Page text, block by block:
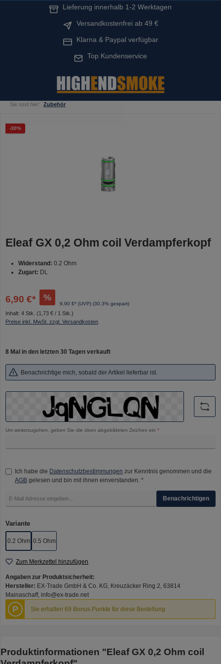
Lieferung innerhalb 1-2 Werktagen
Versandkostenfrei ab 49 €
Klarna & Paypal verfügbar
Top Kundenservice
Sie sind hier: Zubehör
Bildergalerie überspringen
-30%Rabatt
Eleaf GX 0,2 Ohm coil Verdampferkopf
Widerstand: 0.2 Ohm
Zugart: DL
6,90 €* %
9,90 €* (UVP) (30.3% gespart)
Inhalt: 4 Stk. (1,73 € / 1 Stk.)
Preise inkl. MwSt. zzgl. Versandkosten
8 Mal in den letzten 30 Tagen verkauft
Benachrichtige mich, sobald der Artikel lieferbar ist.
Um weiterzugehen, geben Sie die oben abgebildeten Zeichen ein *
Ich habe die Datenschutzbestimmungen zur Kenntnis genommen und die
AGB gelesen und bin mit ihnen einverstanden. *
Benachrichtigen
Varianteauswählen
0.2 Ohm 0.5 Ohm
Zum Merkzettel hinzufügen
Angaben zur Produktsicherheit:
Hersteller: EX-Trade GmbH & Co. KG, Kreuzäcker Ring 2, 63814
Mainaschaff, info@ex-trade.net
P Sie erhalten 69 Bonus Punkte für diese Bestellung
Produktinformationen "Eleaf GX 0,2 Ohm coil